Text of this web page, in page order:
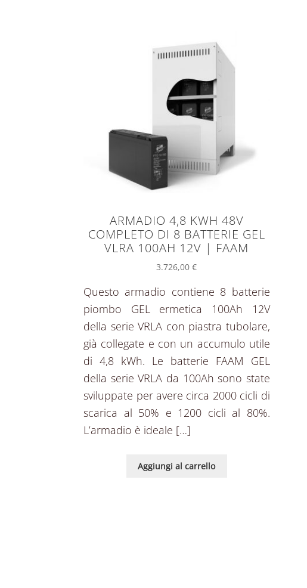
ARMADIO 4,8 KWH 48V
COMPLETO DI 8 BATTERIE GEL
VLRA 100AH 12V | FAAM
3.726,00€
Questo armadio contiene 8 batterie
piombo GEL ermetica 100Ah 12V
della serie VRLA con piastra tubolare,
già collegate e con un accumulo utile
di 4,8 kWh. Le batterie FAAM GEL
della serie VRLA da 100Ah sono state
sviluppate per avere circa 2000 cicli di
scarica al 50% e 1200 cicli al 80%.
L’armadio è ideale […]
Aggiungi al carrello